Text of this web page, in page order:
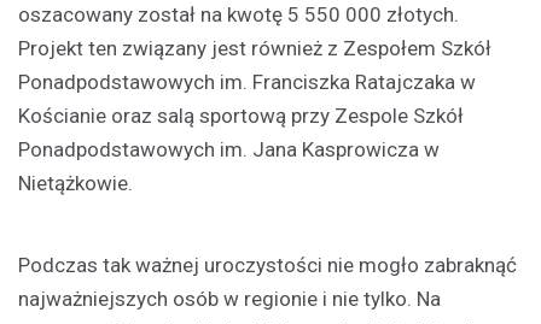
oszacowany został na kwotę 5 550 000 złotych.
Projekt ten związany jest również z Zespołem Szkół
Ponadpodstawowych im. Franciszka Ratajczaka w
Kościanie oraz salą sportową przy Zespole Szkół
Ponadpodstawowych im. Jana Kasprowicza w
Nietążkowie.
Podczas tak ważnej uroczystości nie mogło zabraknąć
najważniejszych osób w regionie i nie tylko. Na